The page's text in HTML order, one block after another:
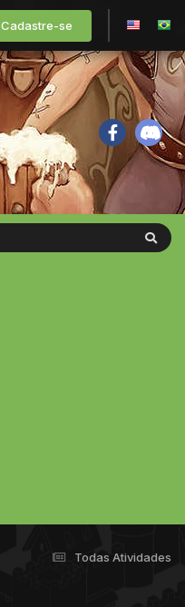
Cadastre-se
Todas Atividades